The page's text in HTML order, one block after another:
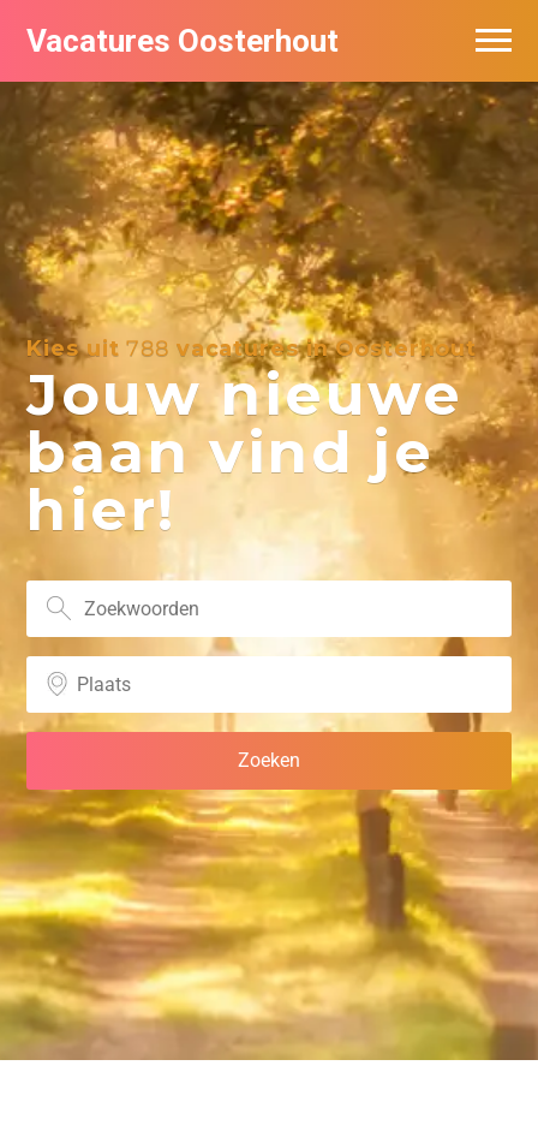
Vacatures Oosterhout
Kies uit788 vacatures in Oosterhout
Jouw nieuwe
baan vind je
hier!
Vacatures per bedrijf